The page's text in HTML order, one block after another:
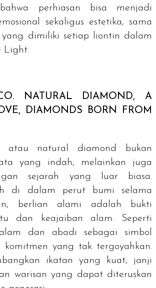
perhiasan bisa menjadi
sekaligus estetika, sama
yang dimiliki setiap liontin dalam
Light.
NATURAL DIAMOND, A
DIAMONDS BORN FROM
atau natural diamond
bukan
yang indah, melainkan juga
sejarah yang luar biasa.
di dalam perut bumi selama
berlian alami adalah bukti
dan keajaiban alam. Seperti
dan abadi sebagai simbol
komitmen yang tak tergoyahkan.
ikatan yang kuat, janji
warisan yang dapat diteruskan